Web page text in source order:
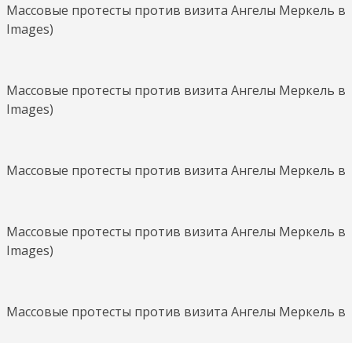
Массовые протесты против визита Ангелы Меркель в
Images)
Массовые протесты против визита Ангелы Меркель в
Images)
Массовые протесты против визита Ангелы Меркель в
Массовые протесты против визита Ангелы Меркель в
Images)
Массовые протесты против визита Ангелы Меркель в